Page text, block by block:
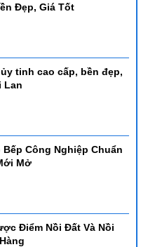
Đẹp, Giá Tốt
tinh cao cấp, bền đẹp,
Lan
Công Nghiệp Chuẩn
Mở
Điểm Nồi Đất Và Nồi